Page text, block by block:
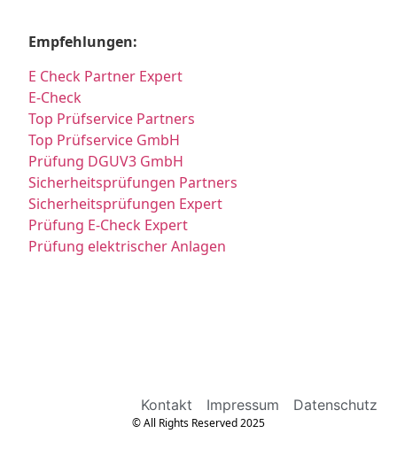
Empfehlungen:
E Check Partner Expert
E-Check
Top Prüfservice Partners
Top Prüfservice GmbH
Prüfung DGUV3 GmbH
Sicherheitsprüfungen Partners
Sicherheitsprüfungen Expert
Prüfung E-Check Expert
Prüfung elektrischer Anlagen
Kontakt Impressum Datenschutz
© All Rights Reserved 2025